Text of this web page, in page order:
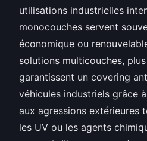
utilisations industrielles
monocouches servent
économique ou
solutions multicouches,
garantissent un covering
véhicules industriels grâce
aux agressions extérieures
les UV ou les agents